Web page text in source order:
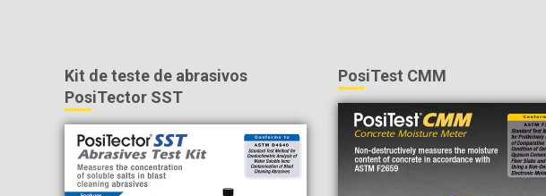
Kit de teste de abrasivos
PosiTector SST
PosiTest CMM